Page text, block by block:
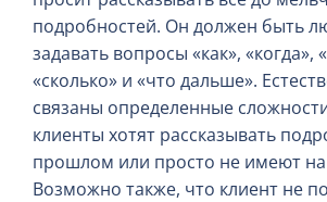
подробностей. Он должен быть
задавать вопросы «как», «когда»,
«сколько» и «что дальше».
связаны определенные
клиенты хотят рассказывать
прошлом или просто не имеют
Возможно также, что клиент не